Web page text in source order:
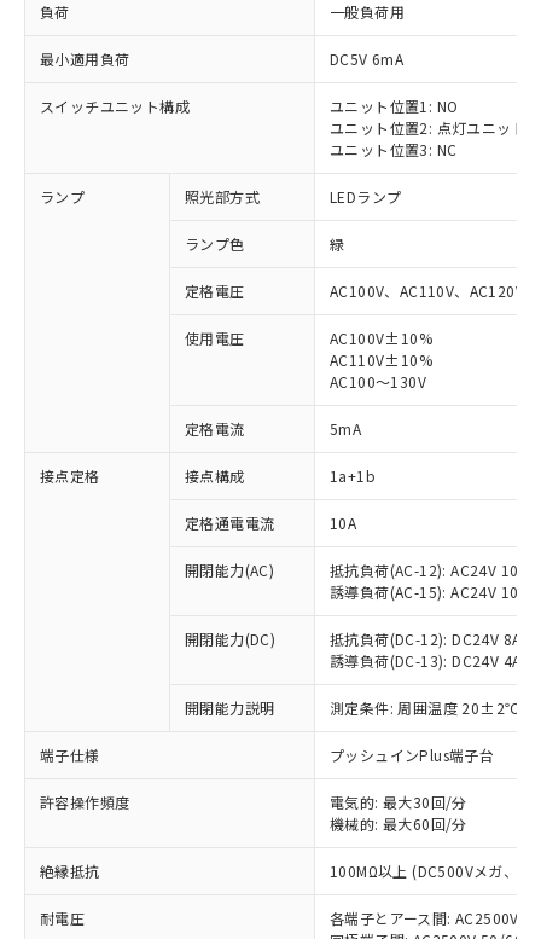
負荷 一般負荷用
最小適用負荷 DC5V 6mA
スイッチユニット構成
ユニット位置1: NO
ユニット位置2: 点灯ユニット
ユニット位置3: NC
ランプ 照光部方式 LEDランプ
ランプ色 緑
定格電圧 AC100V、AC110V、AC120V
使用電圧
AC100V±10%
AC110V±10%
AC100～130V
定格電流 5mA
接点定格 接点構成 1a+1b
定格通電電流 10A
開閉能力(AC)
抵抗負荷(AC-12): AC24V 10A/
誘導負荷(AC-15): AC24V
開閉能力(DC)
抵抗負荷(DC-12): DC24V 8A/
誘導負荷(DC-13): DC24V 4A/
開閉能力説明 測定条件: 周囲温度 20±2℃、
端子仕様 プッシュインPlus端子台
許容操作頻度
電気的: 最大30回/分
機械的: 最大60回/分
絶縁抵抗 100MΩ以上 (DC500Vメガ、点
耐電圧
各端子とアース間: AC2500V
ご利用条件
以下の条件をお読みいただき、同意のうえ
本サービスは、当社制御機器事業取扱
商品の当社在庫状況および標準価格
(税抜)を提供させていただくもので
当社制御機器事業取扱商品の中には、
本サービスの対象外となる商品もある
ことをご了承ください。
※1 対応状況
対応済み：EU RoHS指令（10物質）の
非含有に対応した製品が提供可能な商品で
対応予定：EU RoHS指令（10物質）の非含
有に対応した製品に切り替える予定のある
対応予定なし：EU RoHS指令（10物質）の
非含有に非対応の商品で、対応品を出す予
調査・確認中：EU RoHS指令（10物質）の
非含有の対応状況を調査中または確認中の
商品です。
非該当品：ライセンス料など無形物で、有
害物質有無と関係のない商品です。
仕入先様の事情により、非含有部品として
いたものが、含有品と判明した場合などや
「○」：最大均質材料含有率が中国RoHSの
「×」：最大均質材料含有率が中国RoHSの
基準値を超えていることを示します。
当社は、これら貴社製品のうち、外国